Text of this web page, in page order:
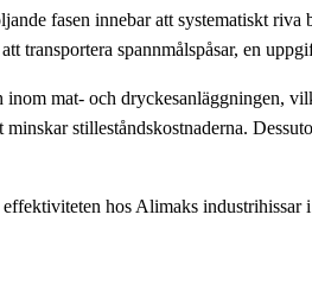
fasen innebar att systematiskt
transportera spannmålspåsar, en
mat- och dryckesanläggningen,
stilleståndskostnaderna.
hos Alimaks industrihissar